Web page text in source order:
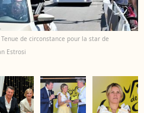
de circonstance pour la star de
Estrosi